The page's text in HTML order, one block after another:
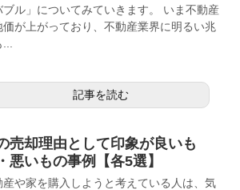
ブル」についてみていきます。 いま不動産
価が上がっており、不動産業界に明るい兆
記事を読む
売却理由として印象が良いも
悪いもの事例【各5選】
産や家を購入しようと考えている人は、気